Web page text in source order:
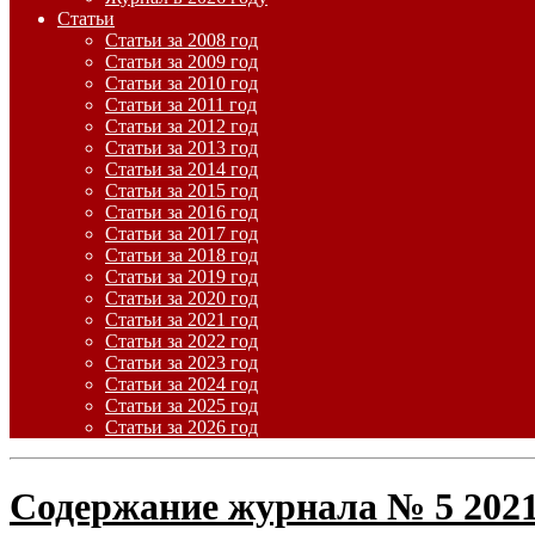
Статьи
Статьи за 2008 год
Статьи за 2009 год
Статьи за 2010 год
Статьи за 2011 год
Статьи за 2012 год
Статьи за 2013 год
Статьи за 2014 год
Статьи за 2015 год
Статьи за 2016 год
Статьи за 2017 год
Статьи за 2018 год
Статьи за 2019 год
Статьи за 2020 год
Статьи за 2021 год
Статьи за 2022 год
Статьи за 2023 год
Статьи за 2024 год
Статьи за 2025 год
Статьи за 2026 год
Содержание журнала № 5